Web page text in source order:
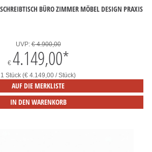
BÜRO ZIMMER MÖBEL DESIGN PRAXIS
UVP:€ 4.900,00
€ 4.149,00*
1 Stück (€ 4.149,00 / Stück)
AUF DIE MERKLISTE
IN DEN WARENKORB